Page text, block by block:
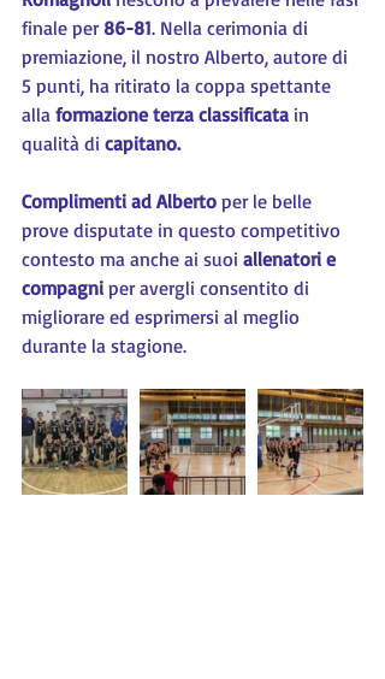
finale per 86-81. Nella cerimonia di
premiazione, il nostro Alberto, autore di
5 punti, ha ritirato la coppa spettante
alla formazione terza classificata in
qualità di capitano.
Complimenti ad Alberto per le belle
prove disputate in questo competitivo
contesto ma anche ai suoi allenatori e
compagni per avergli consentito di
migliorare ed esprimersi al meglio
durante la stagione.